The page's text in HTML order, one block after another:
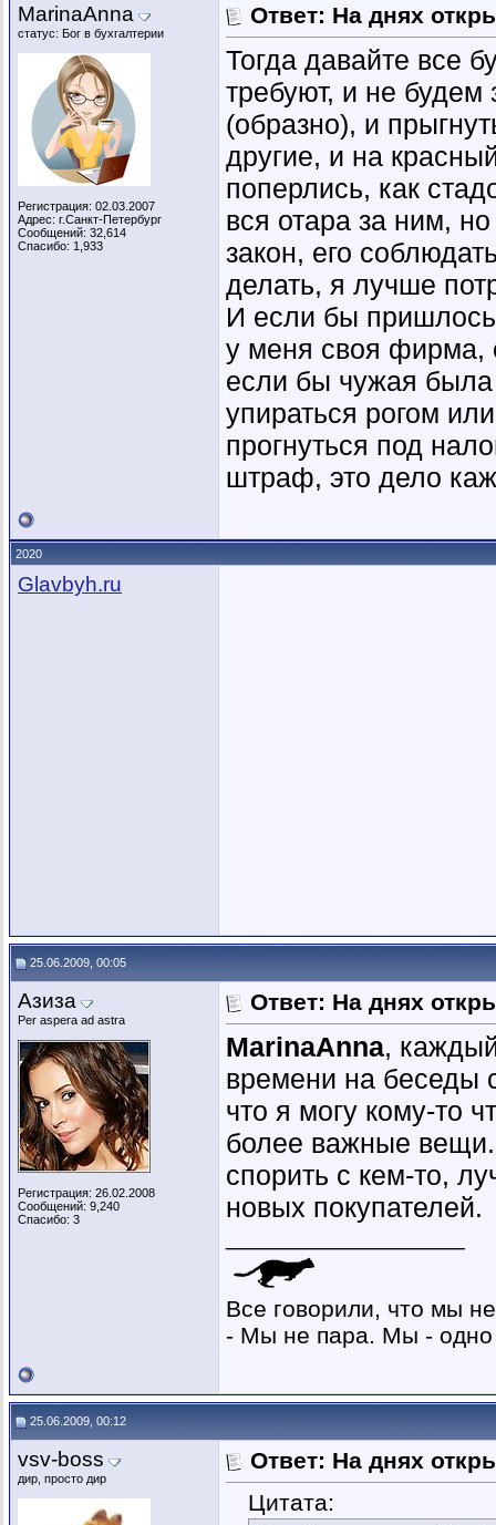
MarinaAnna
статус: Бог в бухгалтерии
Регистрация: 02.03.2007
Адрес: г.Санкт-Петербург
Сообщений: 32,614
Спасибо: 1,933
Ответ: На днях
Тогда давайте все
требуют, и не будем
(образно), и
другие, и на
поперлись, как
вся отара за ним,
закон, его
делать, я лучше
И если бы пришлось
у меня своя фирма,
если бы чужая была
упираться рогом
прогнуться под
штраф, это дело
2020
Glavbyh.ru
25.06.2009, 00:05
Азиза
Per aspera ad astra
Регистрация: 26.02.2008
Сообщений: 9,240
Спасибо: 3
Ответ: На днях
MarinaAnna,
времени на беседы
что я могу кому-то
более важные
спорить с кем-то,
новых покупателей.
Все говорили, что мы
- Мы не пара. Мы - одно
25.06.2009, 00:12
vsv-boss
дир, просто дир
Ответ: На днях
Цитата: